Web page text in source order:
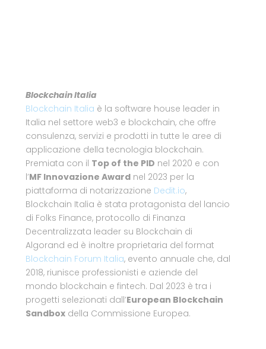
Blockchain Italia
Blockchain Italia è la software house leader in
Italia nel settore web3 e blockchain, che offre
consulenza, servizi e prodotti in tutte le aree di
applicazione della tecnologia blockchain.
Premiata con il Top of the PID nel 2020 e con
l’MF Innovazione Award nel 2023 per la
piattaforma di notarizzazione Dedit.io,
Blockchain Italia è stata protagonista del lancio
di Folks Finance, protocollo di Finanza
Decentralizzata leader su Blockchain di
Algorand ed è inoltre proprietaria del format
Blockchain Forum Italia, evento annuale che, dal
2018, riunisce professionisti e aziende del
mondo blockchain e fintech. Dal 2023 è tra i
progetti selezionati dall’European Blockchain
Sandbox della Commissione Europea.